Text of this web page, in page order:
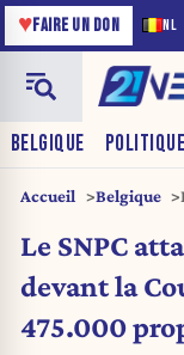
NL
♥FAIRE UN DON
BELGIQUE POLITIQUE
Accueil Belgique
Le SNPC
devant la
475.000